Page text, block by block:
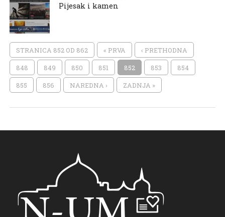
Pijesak i kamen
STRANICA 852 OD 862 « PRVA ‹ PRETHODNA
848 849 850 851 852 853 854
855 856 NAREDNA › ZADNJA »